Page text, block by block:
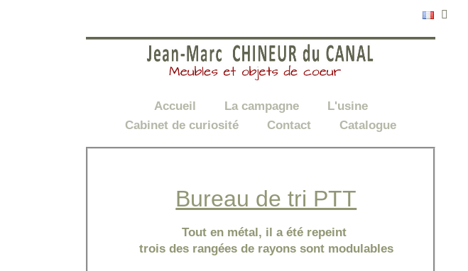
Accueil La campagne
L'usine
Cabinet de curiosité
Contact Catalogue
Bureau de tri PTT
Tout en métal, il a été repeint
trois des rangées de rayons sont modulables